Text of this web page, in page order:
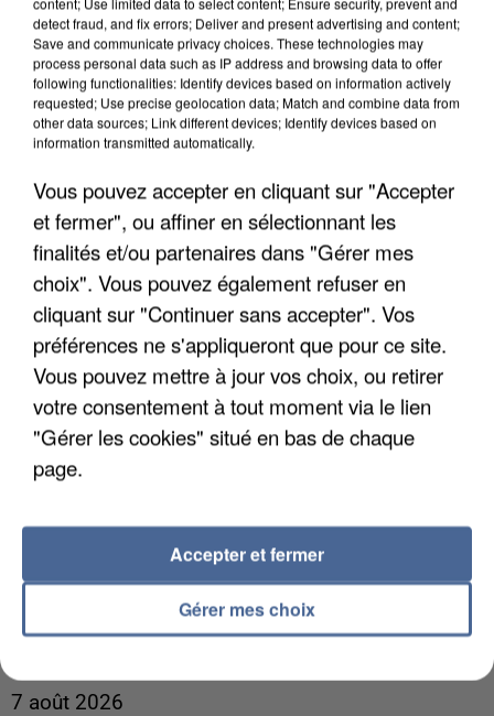
7 août 2026
Les données de 300 000 clients dérobées à
Intermarché après une...
Les données bancaires ne seraient pas
concernées.
7 août 2026
detect fraud, and fix errors; Deliver and present advertising and content;
Save and communicate privacy choices. These technologies may
process personal data such as IP address and browsing data to offer
following functionalities: Identify devices based on information actively
requested; Use precise geolocation data; Match and combine data from
other data sources; Link different devices; Identify devices based on
information transmitted automatically.
Vous pouvez accepter en cliquant sur "Accepter
et fermer", ou affiner en sélectionnant les
finalités et/ou partenaires dans "Gérer mes
choix". Vous pouvez également refuser en
cliquant sur "Continuer sans accepter". Vos
préférences ne s'appliqueront que pour ce site.
Vous pouvez mettre à jour vos choix, ou retirer
votre consentement à tout moment via le lien
"Gérer les cookies" situé en bas de chaque
page.
Gérer mes choix
Accepter et fermer